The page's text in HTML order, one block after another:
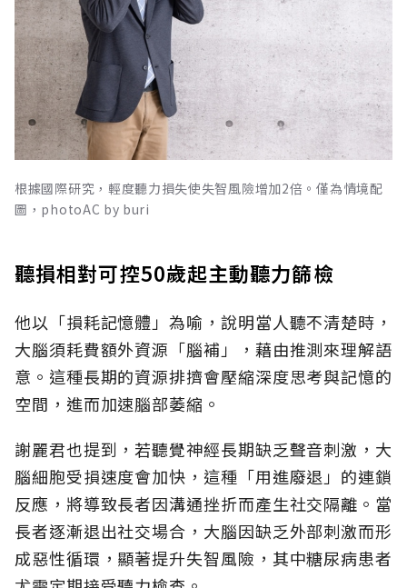
根據國際研究，輕度聽力損失使失智風險增加2倍。僅為情境配
圖，photoAC by buri
聽損相對可控50歲起主動聽力篩檢
他以「損耗記憶體」為喻，說明當人聽不清楚時，
大腦須耗費額外資源「腦補」，藉由推測來理解語
意。這種長期的資源排擠會壓縮深度思考與記憶的
空間，進而加速腦部萎縮。
謝麗君也提到，若聽覺神經長期缺乏聲音刺激，大
腦細胞受損速度會加快，這種「用進廢退」的連鎖
反應，將導致長者因溝通挫折而產生社交隔離。當
長者逐漸退出社交場合，大腦因缺乏外部刺激而形
成惡性循環，顯著提升失智風險，其中糖尿病患者